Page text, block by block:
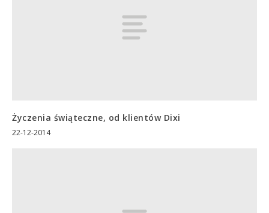
Życzenia świąteczne, od klientów Dixi
22-12-2014